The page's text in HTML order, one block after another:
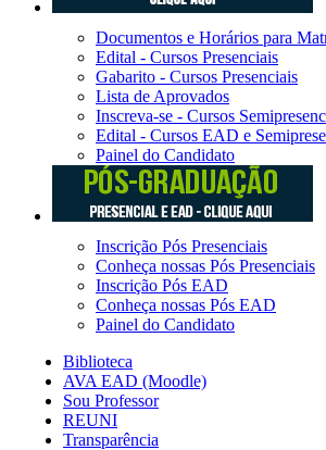
Documentos e Horários para
Edital - Cursos Presenciais
Gabarito - Cursos Presenciais
Lista de Aprovados
Inscreva-se - Cursos
Edital - Cursos EAD e
Painel do Candidato
Inscrição Pós Presenciais
Conheça nossas Pós Presenciais
Inscrição Pós EAD
Conheça nossas Pós EAD
Painel do Candidato
Biblioteca
AVA EAD (Moodle)
Sou Professor
REUNI
Transparência